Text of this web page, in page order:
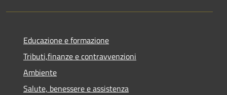
Educazione e formazione
Tributi,finanze e contravvenzioni
Ambiente
Salute, benessere e assistenza